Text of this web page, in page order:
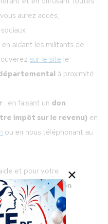
aurez accès,
en aidant les militants de
sur le site le
à proximité
: en faisant un don
impôt sur le revenu) en
ou en nous téléphonant au
et pour votre
Chaque action
ses fruits.